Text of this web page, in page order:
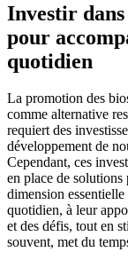
Investir
pour
quotidien
La promotion des
comme alternative
requiert des
développement de
Cependant, ces
en place de
dimension
quotidien, à leur
et des défis, tout en
souvent, met du